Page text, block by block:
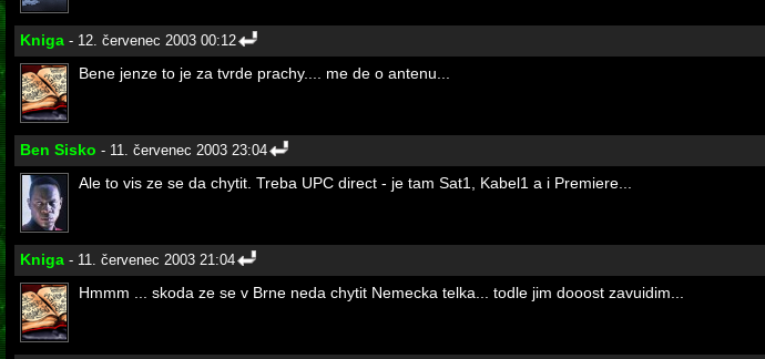
Kniga - 12. červenec 2003 00:12
Bene jenze to je za tvrde prachy.... me de o antenu...
Ben Sisko - 11. červenec 2003 23:04
Ale to vis ze se da chytit. Treba UPC direct - je tam Sat1, Kabel1 a i Premiere...
Kniga - 11. červenec 2003 21:04
Hmmm ... skoda ze se v Brne neda chytit Nemecka telka... todle jim dooost zavuidim...